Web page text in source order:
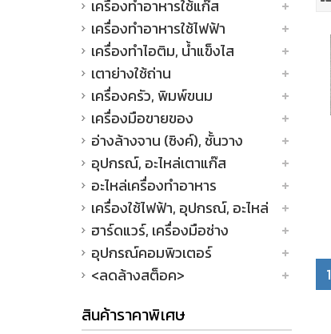
เครื่องทำอาหารใช้แก๊ส
เครื่องทำอาหารใช้ไฟฟ้า
เครื่องทำไอติม, น้ำแข็งไส
เตาย่างใช้ถ่าน
เครื่องครัว, พิมพ์ขนม
เครื่องมือขายของ
อ่างล้างจาน (ซิงค์), ชั้นวาง
อุปกรณ์, อะไหล่เตาแก๊ส
อะไหล่เครื่องทำอาหาร
เครื่องใช้ไฟฟ้า, อุปกรณ์, อะไหล่
ฮาร์ดแวร์, เครื่องมือช่าง
อุปกรณ์คอมพิวเตอร์
<ลดล้างสต็อค>
สินค้าราคาพิเศษ
1